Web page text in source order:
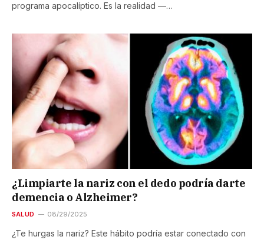
programa apocalíptico. Es la realidad —…
¿Limpiarte la nariz con el dedo podría darte
demencia o Alzheimer?
SALUD 08/29/2025
¿Te hurgas la nariz? Este hábito podría estar conectado con